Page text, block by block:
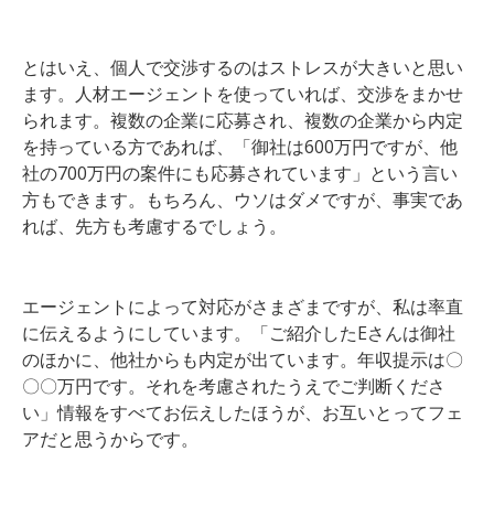
とはいえ、個人で交渉するのはストレスが大きいと思い
ます。人材エージェントを使っていれば、交渉をまかせ
られます。複数の企業に応募され、複数の企業から内定
を持っている方であれば、「御社は600万円ですが、他
社の700万円の案件にも応募されています」という言い
方もできます。もちろん、ウソはダメですが、事実であ
れば、先方も考慮するでしょう。
エージェントによって対応がさまざまですが、私は率直
に伝えるようにしています。「ご紹介したEさんは御社
のほかに、他社からも内定が出ています。年収提示は〇
〇〇万円です。それを考慮されたうえでご判断くださ
い」情報をすべてお伝えしたほうが、お互いとってフェ
アだと思うからです。